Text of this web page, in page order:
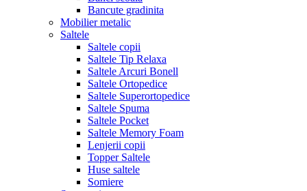
Bancute gradinita
Mobilier metalic
Saltele
Saltele copii
Saltele Tip Relaxa
Saltele Arcuri Bonell
Saltele Ortopedice
Saltele Superortopedice
Saltele Spuma
Saltele Pocket
Saltele Memory Foam
Lenjerii copii
Topper Saltele
Huse saltele
Somiere